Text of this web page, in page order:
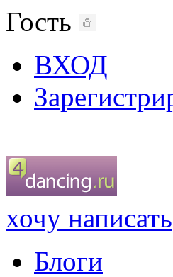
Гость
ВХОД
хочу написать
Блоги